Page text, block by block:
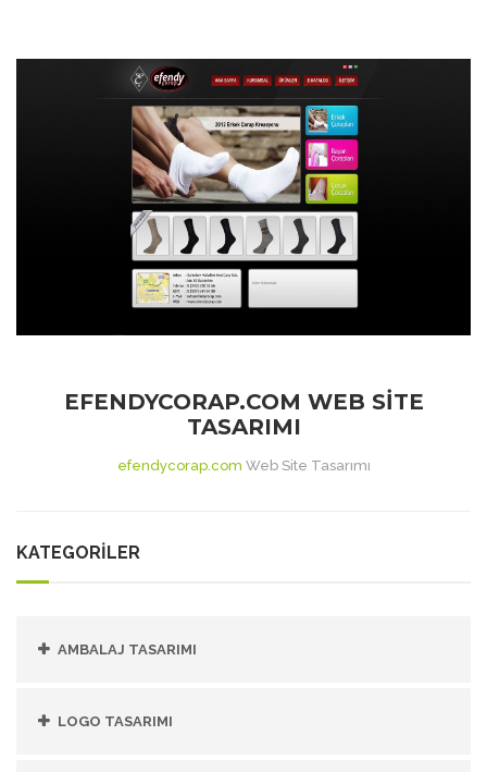
EFENDYCORAP.COM WEB SITE
TASARIMI
efendycorap.com Web Site Tasarımı
KATEGORİLER
AMBALAJ TASARIMI
LOGO TASARIMI